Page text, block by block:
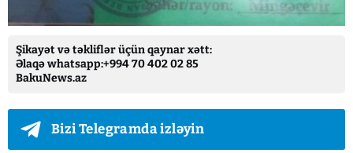
Şikayət və təkliflər üçün qaynar xətt:
Əlaqə whatsapp:+994 70 402 02 85
BakuNews.az
Bizi Telegramda izləyin